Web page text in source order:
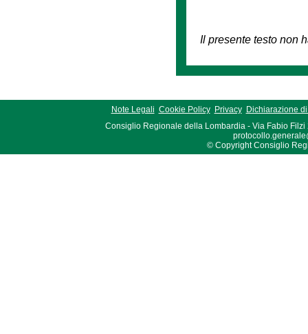
Il presente testo non
Note Legali Cookie Policy Privacy
Dichiarazione
Consiglio Regionale della Lombardia - Via Fabio Filzi
© Copyright Consiglio